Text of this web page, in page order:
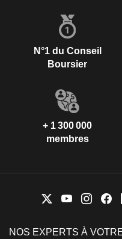
N°1 du Conseil
Boursier
+ 1 300 000
membres
NOS EXPERTS À